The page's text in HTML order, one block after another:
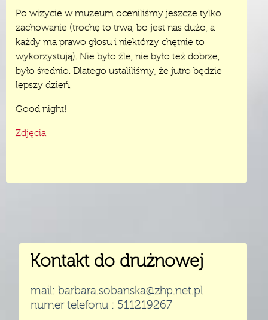
Po wizycie w muzeum oceniliśmy jeszcze tylko
zachowanie (trochę to trwa, bo jest nas dużo, a
każdy ma prawo głosu i niektórzy chętnie to
wykorzystują). Nie było źle, nie było też dobrze,
było średnio. Dlatego ustaliliśmy, że jutro będzie
lepszy dzień.
Good night!
Zdjęcia
Kontakt do drużnowej
mail: barbara.sobanska@zhp.net.pl
numer telefonu : 511219267